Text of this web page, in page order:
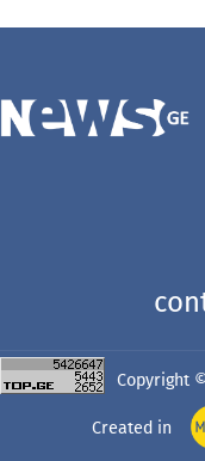
Copyright
Created in